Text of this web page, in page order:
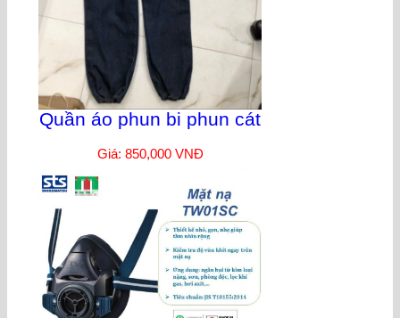
Quần áo phun bi phun cát
Giá: 850,000 VNĐ